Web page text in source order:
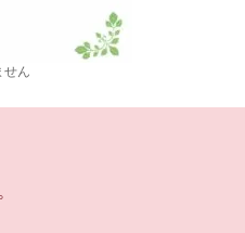
せん